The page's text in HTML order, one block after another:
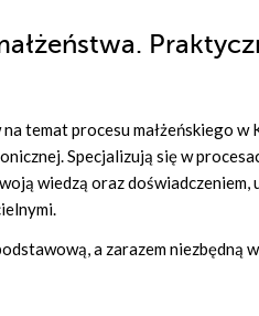
temat procesu małżeńskiego w
Specjalizują się w
wiedzą oraz doświadczeniem,
a zarazem niezbędną